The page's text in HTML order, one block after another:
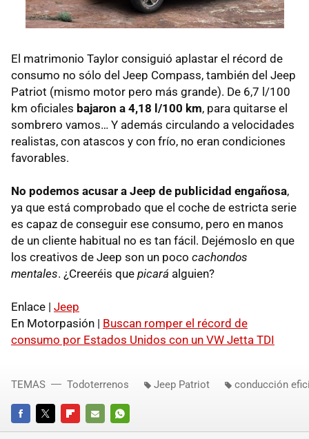
El matrimonio Taylor consiguió aplastar el récord de
consumo no sólo del Jeep Compass, también del Jeep
Patriot (mismo motor pero más grande). De 6,7 l/100
km oficiales bajaron a 4,18 l/100 km, para quitarse el
sombrero vamos… Y además circulando a velocidades
realistas, con atascos y con frío, no eran condiciones
favorables.
No podemos acusar a Jeep de publicidad engañosa,
ya que está comprobado que el coche de estricta serie
es capaz de conseguir ese consumo, pero en manos
de un cliente habitual no es tan fácil. Dejémoslo en que
los creativos de Jeep son un poco cachondos
mentales. ¿Creeréis que picará alguien?
Enlace | Jeep
En Motorpasión | Buscan romper el récord de
consumo por Estados Unidos con un VW Jetta TDI
FACEBOOKTWITTERFLIPBOARD
E-
WHATSAPP
TEMAS Todoterrenos Jeep Patriot conducción